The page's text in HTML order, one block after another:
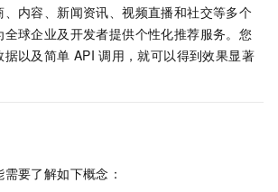
内容、新闻资讯、视频直播和社交等多个
球企业及开发者提供个性化推荐服务。您
据以及简单 API 调用，就可以得到效果显著
要了解如下概念：